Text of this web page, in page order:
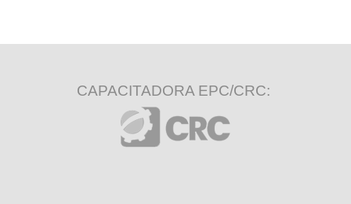
CAPACITADORA EPC/CRC: